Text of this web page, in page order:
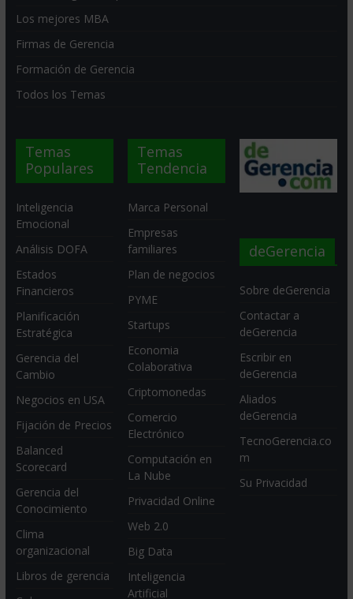
Los mejores MBA
Firmas de Gerencia
Formación de Gerencia
Todos los Temas
Temas
Populares
Inteligencia
Emocional
Análisis DOFA
Estados
Financieros
Planificación
Estratégica
Gerencia del
Cambio
Negocios en USA
Fijación de Precios
Balanced
Scorecard
Gerencia del
Conocimiento
Clima
organizacional
Libros de gerencia
Temas
Tendencia
Marca Personal
Empresas
familiares
Plan de negocios
PYME
Startups
Economia
Colaborativa
Criptomonedas
Comercio
Electrónico
Computación en
La Nube
Privacidad Online
Web 2.0
Big Data
Inteligencia
Artificial
deGerencia
Sobre deGerencia
Contactar a
deGerencia
Escribir en
deGerencia
Aliados
deGerencia
TecnoGerencia.co
m
Su Privacidad